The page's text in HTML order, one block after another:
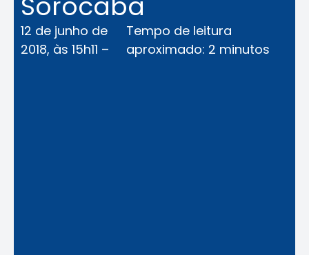
12 de junho de
2018, às 15h11 –
Tempo de leitura
aproximado: 2 minutos